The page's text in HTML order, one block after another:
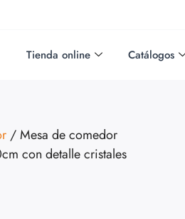
Tienda online Catálogos
/ Mesa de comedor
con detalle cristales